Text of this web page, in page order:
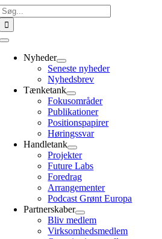
Toggle
NavigationNyheder
Seneste nyheder
Nyhedsbrev
Tænketank
Fokusområder
Publikationer
Positionspapirer
Høringssvar
Handletank
Projekter
Future Labs
Foredrag
Arrangementer
Podcast Grønt Europa
Partnerskaber
Bliv medlem
Virksomhedsmedlem